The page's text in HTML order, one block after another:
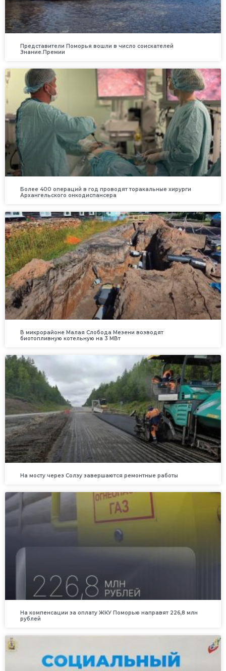
Представители Поморья вошли в число соискателей
Знание.Премии
Более 400 операций в год проводят торакальные хирурги
Архангельского онкодиспансера
В микрорайоне Малая Слобода Мезени возводят
биотопливную котельную на 3 МВт
На мосту через Солзу завершаются ремонтные работы
На компенсации за оплату ЖКУ Поморью направят 226,8 млн
рублей